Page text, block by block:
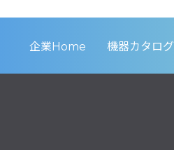
企業Home 機器カタログ